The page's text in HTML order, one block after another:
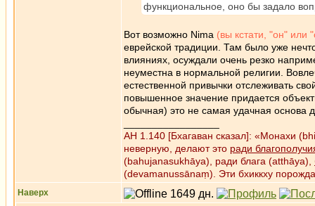
функциональное, оно бы задало
Вот возможно Nima (вы кстати, "он" или
еврейской традиции. Там было уже
влияниях, осуждали очень резко
неуместна в нормальной религии.
естественной привычки отслеживать
повышенное значение придается
обычная) это не самая удачная
АН 1.140 [Бхагаван сказал]: «Монахи
неверную, делают это ради
(bahujanasukhāya), ради блага (atthāya),
(devamanussānaṃ). Эти бхиккху
Наверх